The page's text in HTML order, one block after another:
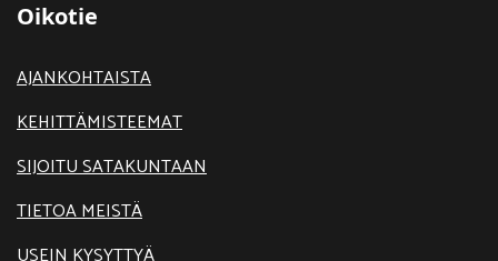
Oikotie
AJANKOHTAISTA
KEHITTÄMISTEEMAT
SIJOITU SATAKUNTAAN
TIETOA MEISTÄ